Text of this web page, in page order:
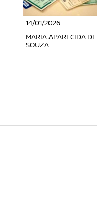
14/01/2026
MARIA APARECIDA DE
SOUZA